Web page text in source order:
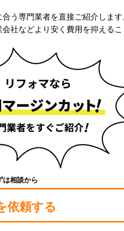
う専門業者を直接ご紹介しま
社などより安く費用を抑えるこ
は相談から
依頼する